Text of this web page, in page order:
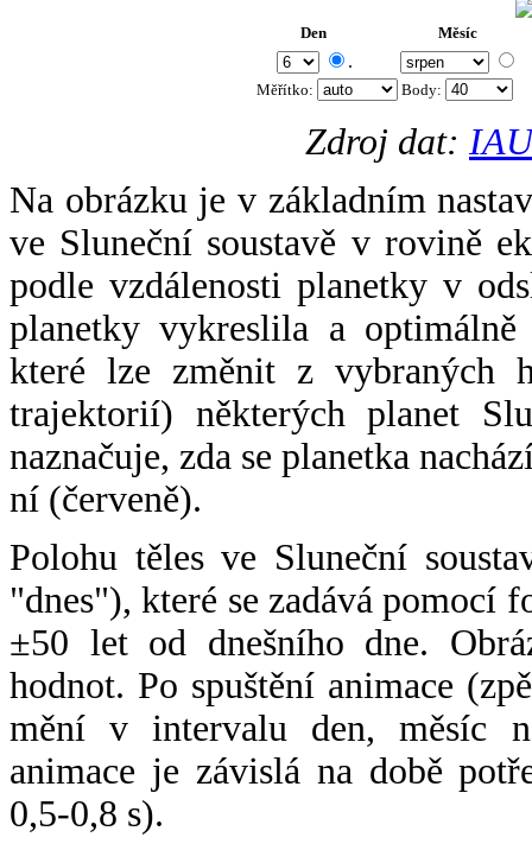
Den Měsíc
.
Měřítko: Body:
Zdroj dat:
Na obrázku je v základním
ve Sluneční soustavě v rovině
podle vzdálenosti planetky v
planetky vykreslila a
které lze změnit z vybraných
trajektorií) některých planet
naznačuje, zda se planetka
ní (červeně).
Polohu těles ve Sluneční
"dnes"), které se zadává pomocí
±50 let od dnešního dne.
hodnot. Po spuštění animace
mění v intervalu den, měsíc
animace je závislá na době
0,5-0,8 s).